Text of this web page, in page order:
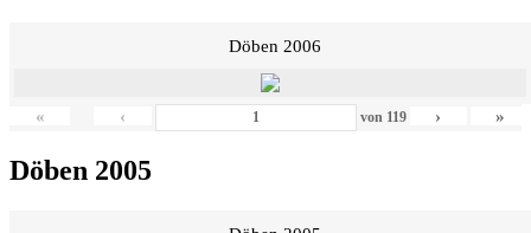
Döben 2006
« ‹ von 119 › »
Döben 2005